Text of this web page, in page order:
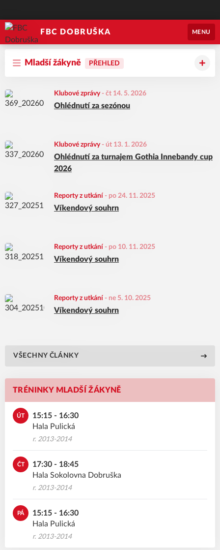
FBC DOBRUŠKA MENU
Mladší žákyně PŘEHLED
Klubové zprávy - čt 14. 5. 2026
Ohlédnutí za sezónou
Klubové zprávy - út 13. 1. 2026
Ohlédnutí za turnajem Gothia Innebandy cup
2026
Reporty z utkání - po 24. 11. 2025
Víkendový souhrn
Reporty z utkání - po 10. 11. 2025
Víkendový souhrn
Reporty z utkání - ne 5. 10. 2025
Víkendový souhrn
VŠECHNY ČLÁNKY
TRÉNINKY MLADŠÍ ŽÁKYNĚ
ÚT
15:15 - 16:30
Hala Pulická
r. 2013-2014
ČT
17:30 - 18:45
Hala Sokolovna Dobruška
r. 2013-2014
PÁ
15:15 - 16:30
Hala Pulická
r. 2013-2014